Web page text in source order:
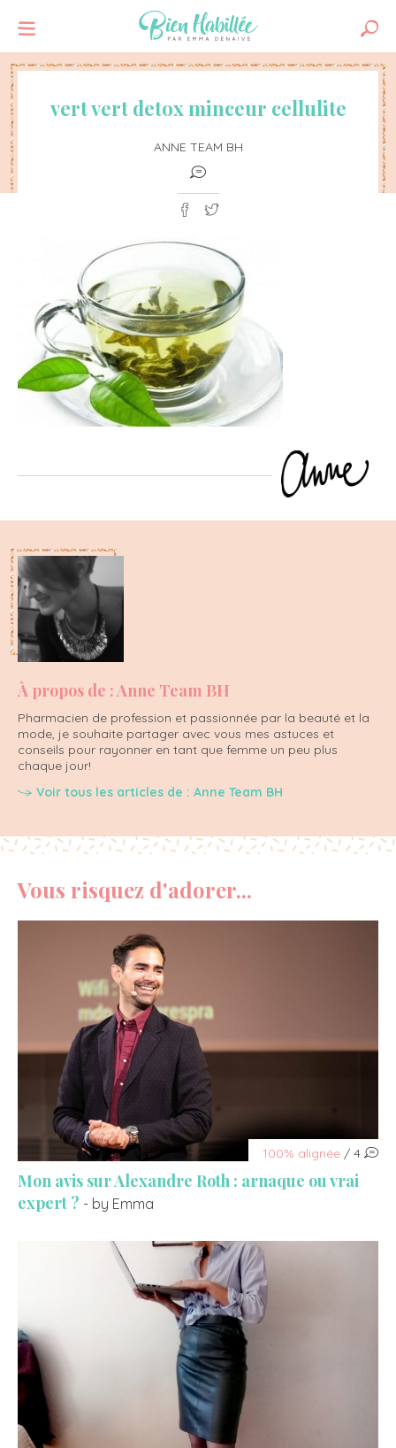
vert vert detox minceur cellulite
ANNE TEAM BH
À propos de : Anne Team BH
Pharmacien de profession et passionnée par la beauté et la
mode, je souhaite partager avec vous mes astuces et
conseils pour rayonner en tant que femme un peu plus
chaque jour!
Voir tous les articles de : Anne Team BH
Vous risquez d'adorer...
100% alignée / 4
Mon avis sur Alexandre Roth : arnaque ou vrai
expert ? - by Emma